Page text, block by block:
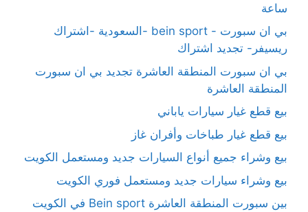
ساعة
بي ان سبورت - bein sport -السعودية -اشتراك
ريسيفر- تجديد اشتراك
بي ان سبورت المنطقة العاشرة تجديد بي ان سبورت
المنطقة العاشرة
بيع قطع غيار سيارات ياباني
بيع قطع غيار طباخات وأفران غاز
بيع وشراء جميع أنواع السيارات جديد ومستعمل الكويت
بيع وشراء سيارات جديد ومستعمل فوري الكويت
بين سبورت المنطقة العاشرة Bein sport في الكويت